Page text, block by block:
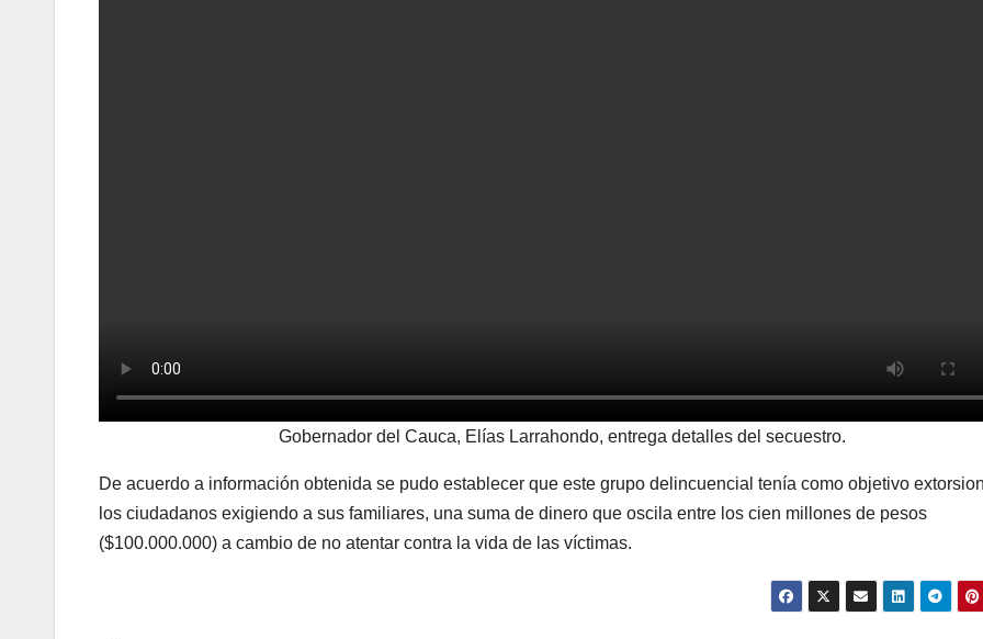
Gobernador del Cauca, Elías Larrahondo, entrega detalles del secuestro.
De acuerdo a información obtenida se pudo establecer que este grupo delincuencial tenía como objetivo
los ciudadanos exigiendo a sus familiares, una suma de dinero que oscila entre los cien millones de pesos
($100.000.000) a cambio de no atentar contra la vida de las víctimas.